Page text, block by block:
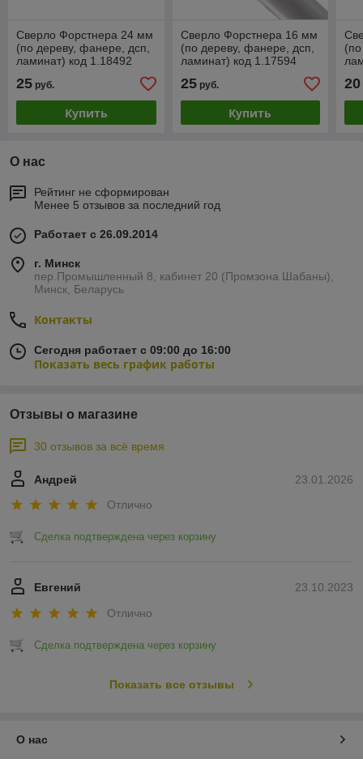
Сверло Форстнера 24 мм
(по дереву, фанере, дсп,
ламинат) код 1.18492
25 руб.
Купить
Сверло Форстнера 16 мм
(по дереву, фанере, дсп,
ламинат) код 1.17594
25руб.
Купить
20
О нас
Рейтинг не сформирован
Менее 5 отзывов за последний год
Работает с 26.09.2014
г. Минск
пер.Промышленный 8, кабинет 20 (Промзона Шабаны),
Минск, Беларусь
Контакты
Сегодня работает с 09:00 до 16:00
Показать весь график работы
Отзывы о магазине
30 отзывов за всё время
23.01.2026
Андрей
Отлично
Сделка подтверждена через корзину
23.10.2023
Евгений
Отлично
Сделка подтверждена через корзину
Показать все отзывы
О нас